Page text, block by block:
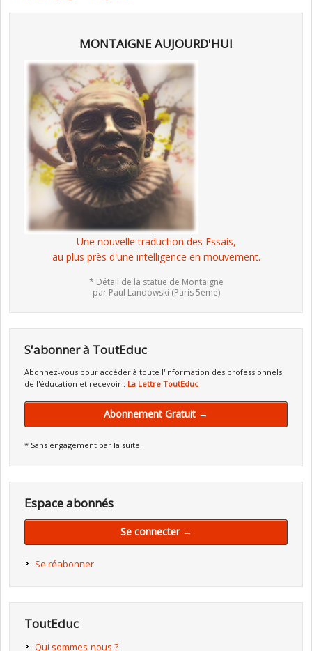
MONTAIGNE AUJOURD'HUI
Une nouvelle traduction des Essais,
au plus près d'une intelligence en mouvement.
* Détail de la statue de Montaigne
par Paul Landowski (Paris 5ème)
S'abonner à ToutEduc
Abonnez-vous pour accéder à toute l'information des professionnels
de l'éducation et recevoir : La Lettre ToutEduc
Abonnement Gratuit →
* Sans engagement par la suite.
Espace abonnés
Se connecter →
Se réabonner
ToutEduc
Qui sommes-nous ?